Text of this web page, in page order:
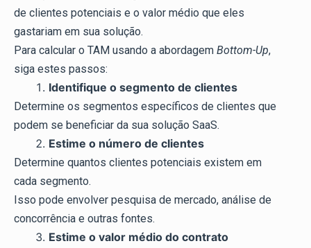
de clientes potenciais e o valor médio que eles
gastariam em sua solução.
Para calcular o TAM usando a abordagem Bottom-Up,
siga estes passos:
Identifique o segmento de clientes
Determine os segmentos específicos de clientes que
podem se beneficiar da sua solução SaaS.
Estime o número de clientes
Determine quantos clientes potenciais existem em
cada segmento.
Isso pode envolver pesquisa de mercado, análise de
concorrência e outras fontes.
Estime o valor médio do contrato